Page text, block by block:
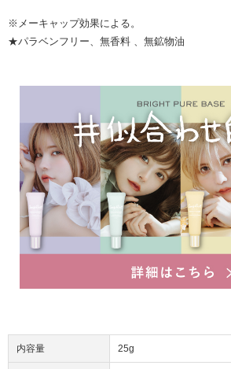
※メーキャップ効果による。
★パラベンフリー、無香料 、無鉱物油
内容量 25g